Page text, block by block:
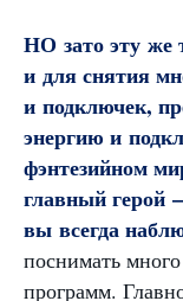
НО зато эту же
и для снятия
и подключек,
энергию и
фэнтезийном
главный герой
вы всегда
поснимать
программ.